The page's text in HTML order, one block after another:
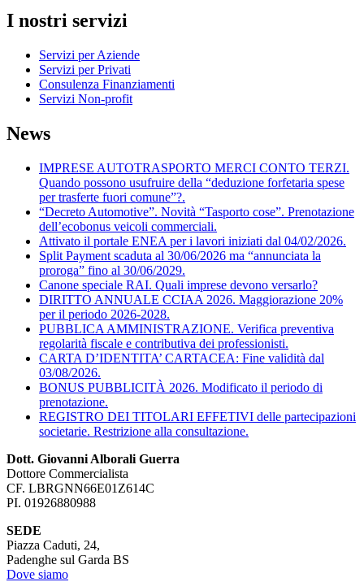
I nostri servizi
Servizi per Aziende
Servizi per Privati
Consulenza Finanziamenti
Servizi Non-profit
News
IMPRESE AUTOTRASPORTO MERCI CONTO TERZI.
Quando possono usufruire della “deduzione forfetaria spese
per trasferte fuori comune”?.
“Decreto Automotive”. Novità “Tasporto cose”. Prenotazione
dell’ecobonus veicoli commerciali.
Attivato il portale ENEA per i lavori iniziati dal 04/02/2026.
Split Payment scaduta al 30/06/2026 ma “annunciata la
proroga” fino al 30/06/2029.
Canone speciale RAI. Quali imprese devono versarlo?
DIRITTO ANNUALE CCIAA 2026. Maggiorazione 20%
per il periodo 2026-2028.
PUBBLICA AMMINISTRAZIONE. Verifica preventiva
regolarità fiscale e contributiva dei professionisti.
CARTA D’IDENTITA’ CARTACEA: Fine validità dal
03/08/2026.
BONUS PUBBLICITÀ 2026. Modificato il periodo di
prenotazione.
REGISTRO DEI TITOLARI EFFETIVI delle partecipazioni
societarie. Restrizione alla consultazione.
Dott. Giovanni Alborali Guerra
Dottore Commercialista
CF. LBRGNN66E01Z614C
PI. 01926880988
SEDE
Piazza Caduti, 24,
Padenghe sul Garda BS
Dove siamo